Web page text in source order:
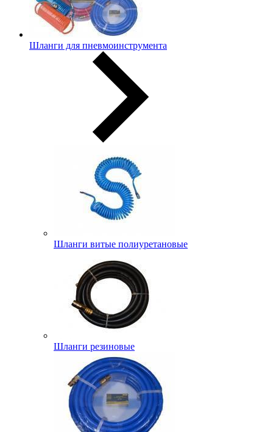
Шланги для пневмоинструмента
Шланги витые полиуретановые
Шланги резиновые